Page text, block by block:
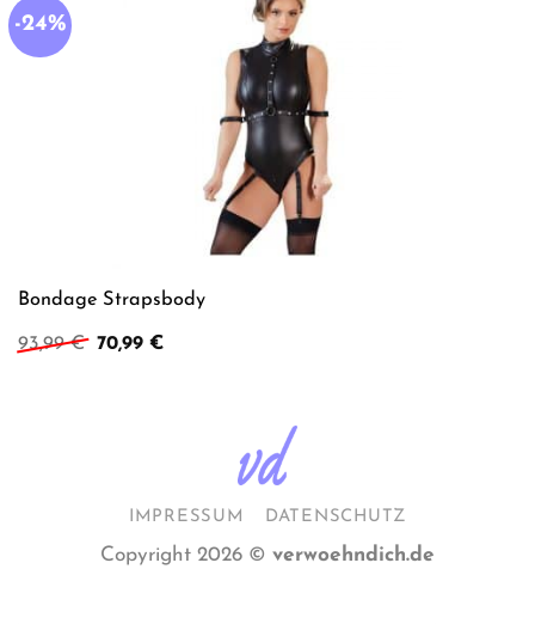
-24%
Bondage Strapsbody
93,99€
Ursprünglicher
70,99 €Aktueller
IMPRESSUM DATENSCHUTZ
Copyright 2026 © verwoehndich.de